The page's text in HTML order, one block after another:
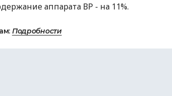
аппарата ВР - на 11%.
Подробности